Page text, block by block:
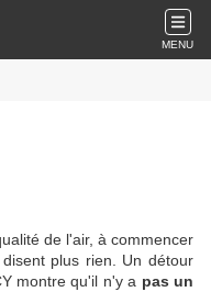
MENU
de l'air, à commencer
disent plus rien. Un détour
montre qu'il n'y a pas un